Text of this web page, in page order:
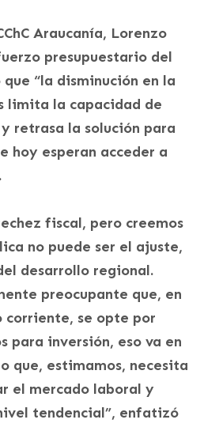
Araucanía, Lorenzo
presupuestario del
“la disminución en la
limita la capacidad de
retrasa la solución para
hoy esperan acceder a
fiscal, pero creemos
no puede ser el ajuste,
desarrollo regional.
preocupante que, en
corriente, se opte por
para inversión, eso va en
que, estimamos, necesita
el mercado laboral y
tendencial”, enfatizó